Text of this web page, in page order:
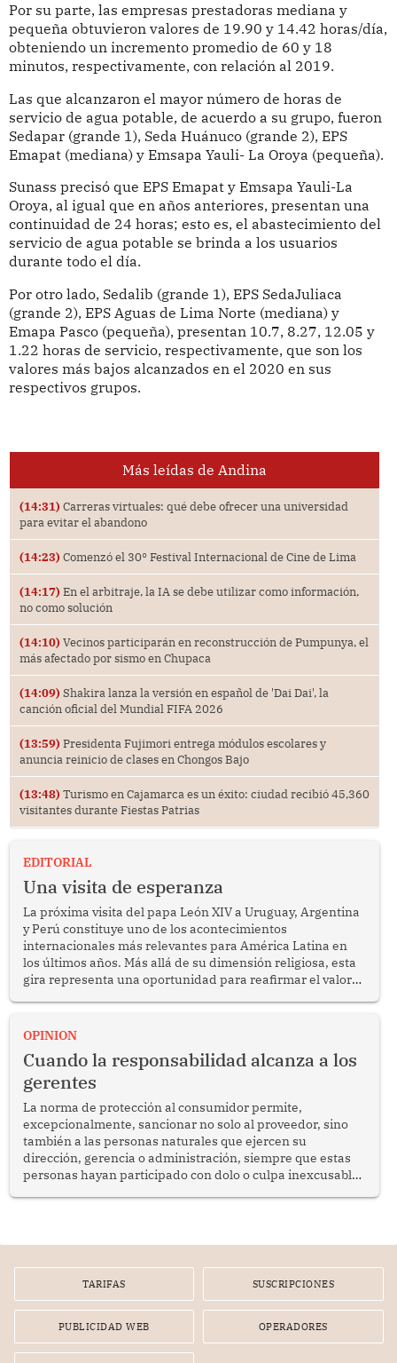
Por su parte, las empresas prestadoras mediana y
pequeña obtuvieron valores de 19.90 y 14.42 horas/día,
obteniendo un incremento promedio de 60 y 18
minutos, respectivamente, con relación al 2019.
Las que alcanzaron el mayor número de horas de
servicio de agua potable, de acuerdo a su grupo, fueron
Sedapar (grande 1), Seda Huánuco (grande 2), EPS
Emapat (mediana) y Emsapa Yauli- La Oroya (pequeña).
Sunass precisó que EPS Emapat y Emsapa Yauli-La
Oroya, al igual que en años anteriores, presentan una
continuidad de 24 horas; esto es, el abastecimiento del
servicio de agua potable se brinda a los usuarios
durante todo el día.
Por otro lado, Sedalib (grande 1), EPS SedaJuliaca
(grande 2), EPS Aguas de Lima Norte (mediana) y
Emapa Pasco (pequeña), presentan 10.7, 8.27, 12.05 y
1.22 horas de servicio, respectivamente, que son los
valores más bajos alcanzados en el 2020 en sus
respectivos grupos.
Más leídas de Andina
(14:31) Carreras virtuales: qué debe ofrecer una universidad
para evitar el abandono
(14:23) Comenzó el 30° Festival Internacional de Cine de Lima
(14:17) En el arbitraje, la IA se debe utilizar como información,
no como solución
(14:10) Vecinos participarán en reconstrucción de Pumpunya, el
más afectado por sismo en Chupaca
(14:09) Shakira lanza la versión en español de 'Dai Dai', la
canción oficial del Mundial FIFA 2026
(13:59) Presidenta Fujimori entrega módulos escolares y
anuncia reinicio de clases en Chongos Bajo
(13:48) Turismo en Cajamarca es un éxito: ciudad recibió 45,360
visitantes durante Fiestas Patrias
EDITORIAL
Una visita de esperanza
La próxima visita del papa León XIV a Uruguay, Argentina
y Perú constituye uno de los acontecimientos
internacionales más relevantes para América Latina en
los últimos años. Más allá de su dimensión religiosa, esta
gira representa una oportunidad para reafirmar el valor
enfrenta desafíos en materia de desarrollo, cohesión
OPINION
Cuando la responsabilidad alcanza a los
gerentes
La norma de protección al consumidor permite,
excepcionalmente, sancionar no solo al proveedor, sino
también a las personas naturales que ejercen su
dirección, gerencia o administración, siempre que estas
personas hayan participado con dolo o culpa inexcusable
por la frustrada realización de un meet and greet con
TARIFAS SUSCRIPCIONES
PUBLICIDAD WEB OPERADORES